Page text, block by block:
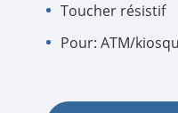
Toucher résistif
Pour: ATM/